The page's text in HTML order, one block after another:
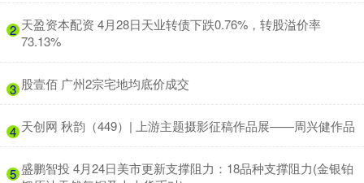
2 ​天盈资本配资 4月28日天业转债下跌0.76%，转股溢价率
73.13%
3 ​股壹佰 广州2宗宅地均底价成交
4 ​天创网 秋韵（449）| 上游主题摄影征稿作品展——周兴健作品
5 ​盛鹏智投 4月24日美市更新支撑阻力：18品种支撑阻力(金银铂